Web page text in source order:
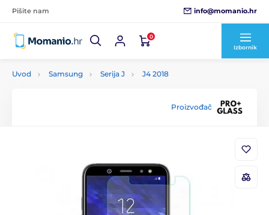
Pišite nam info@momanio.hr
0
Izbornik
Uvod Samsung Serija J J4 2018
Proizvođač